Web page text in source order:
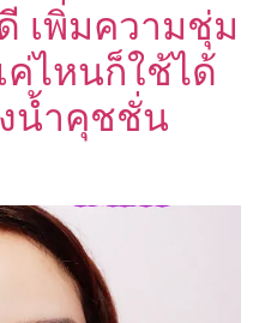
เพิ่มความชุ่ม
ไหนก็ใช้ได้
น้ำคุชชั่น